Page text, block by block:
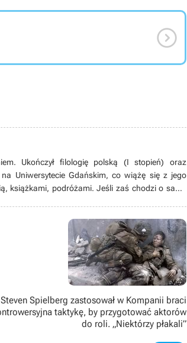

Ukończył filologię polską (I stopień) oraz
Uniwersytecie Gdańskim, co wiążę się z jego
książkami, podróżami. Jeśli zaś chodzi o same
pograć w tenisa, siatkówkę czy piłkę nożną.
Steven Spielberg zastosował w Kompanii braci
taktykę, by przygotować aktorów
do roli. „Niektórzy płakali”